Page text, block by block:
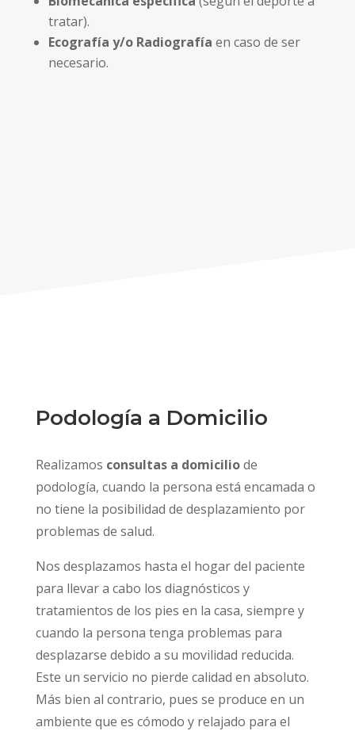
tratar).
Ecografía y/o Radiografía en caso de ser
necesario.
Podología a Domicilio
Realizamos consultas a domiciliode
podología, cuando la persona está encamada o
no tiene la posibilidad de desplazamiento por
problemas de salud.
Nos desplazamos hasta el hogar del paciente
para llevar a cabo los diagnósticos y
tratamientos de los pies en la casa, siempre y
cuando la persona tenga problemas para
desplazarse debido a su movilidad reducida.
Este un servicio no pierde calidad en absoluto.
Más bien al contrario, pues se produce en un
ambiente que es cómodo y relajado para el